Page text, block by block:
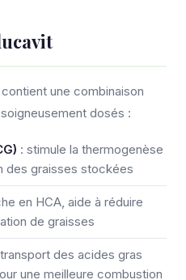
une combinaison
dosés :
: stimule la thermogenèse
des graisses stockées
en HCA, aide à réduire
de graisses
des acides gras
une meilleure combustion